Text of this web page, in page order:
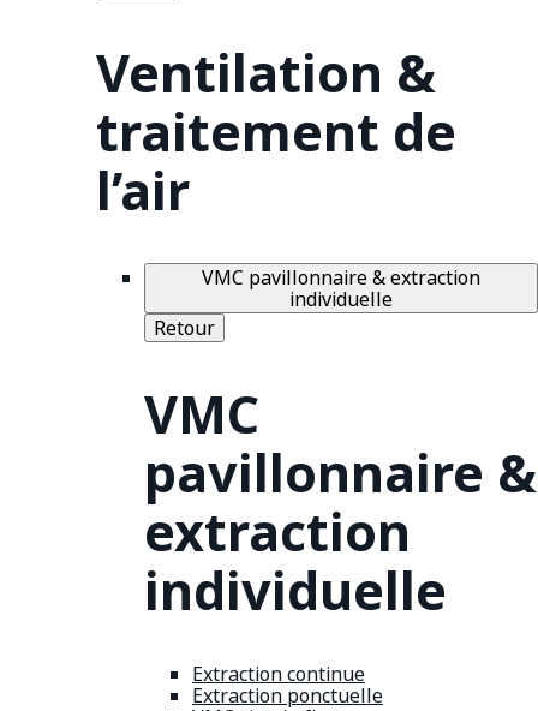
Ventilation &
traitement de
l’air
VMC pavillonnaire & extraction
individuelle
Retour
VMC
pavillonnaire &
extraction
individuelle
Extraction continue
Extraction ponctuelle